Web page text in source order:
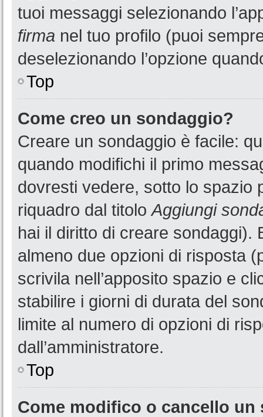
tuoi messaggi selezionando
firma nel tuo profilo (puoi
deselezionando l’opzione
Top
Come creo un sondaggio?
Creare un sondaggio è facile:
quando modifichi il primo
dovresti vedere, sotto lo spazio
riquadro dal titoloAggiungi
hai il diritto di creare sondaggi).
almeno due opzioni di risposta
scrivila nell’apposito spazio e
stabilire i giorni di durata del
limite al numero di opzioni di
dall’amministratore.
Top
Come modifico o cancello un